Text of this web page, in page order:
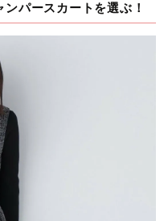
パースカートを選ぶ！